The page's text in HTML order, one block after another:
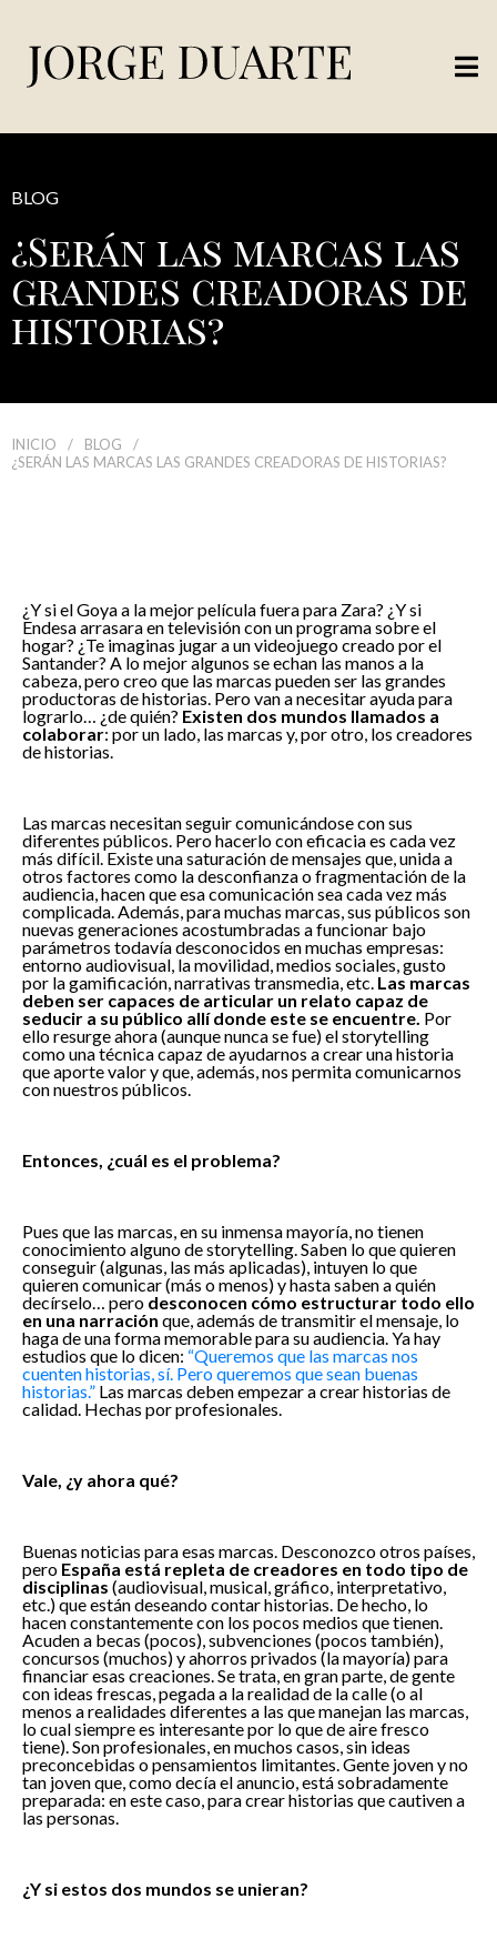
BLOG
¿Serán las marcas las
grandes creadoras de
historias?
INICIO / BLOG
/
¿SERÁN LAS MARCAS LAS GRANDES CREADORAS DE HISTORIAS?
¿Y si el Goya a la mejor película fuera para Zara? ¿Y si
Endesa arrasara en televisión con un programa sobre el
hogar? ¿Te imaginas jugar a un videojuego creado por el
Santander? A lo mejor algunos se echan las manos a la
cabeza, pero creo que las marcas pueden ser las grandes
productoras de historias. Pero van a necesitar ayuda para
lograrlo… ¿de quién? Existen dos mundos llamados a
colaborar: por un lado, las marcas y, por otro, los creadores
de historias.
Las marcas necesitan seguir comunicándose con sus
diferentes públicos. Pero hacerlo con eficacia es cada vez
más difícil. Existe una saturación de mensajes que, unida a
otros factores como la desconfianza o fragmentación de la
audiencia, hacen que esa comunicación sea cada vez más
complicada. Además, para muchas marcas, sus públicos son
nuevas generaciones acostumbradas a funcionar bajo
parámetros todavía desconocidos en muchas empresas:
entorno audiovisual, la movilidad, medios sociales, gusto
por la gamificación, narrativas transmedia, etc. Las marcas
deben ser capaces de articular un relato capaz de
seducir a su público allí donde este se encuentre. Por
ello resurge ahora (aunque nunca se fue) el storytelling
como una técnica capaz de ayudarnos a crear una historia
que aporte valor y que, además, nos permita comunicarnos
con nuestros públicos.
Entonces, ¿cuál es el problema?
Pues que las marcas, en su inmensa mayoría, no tienen
conocimiento alguno de storytelling. Saben lo que quieren
conseguir (algunas, las más aplicadas), intuyen lo que
quieren comunicar (más o menos) y hasta saben a quién
decírselo… pero desconocen cómo estructurar todo ello
en una narración que, además de transmitir el mensaje, lo
haga de una forma memorable para su audiencia. Ya hay
estudios que lo dicen: “Queremos que las marcas nos
cuenten historias, sí. Pero queremos que sean buenas
historias.” Las marcas deben empezar a crear historias de
calidad. Hechas por profesionales.
Vale, ¿y ahora qué?
Buenas noticias para esas marcas. Desconozco otros países,
pero España está repleta de creadores en todo tipo de
disciplinas (audiovisual, musical, gráfico, interpretativo,
etc.) que están deseando contar historias. De hecho, lo
hacen constantemente con los pocos medios que tienen.
Acuden a becas (pocos), subvenciones (pocos también),
concursos (muchos) y ahorros privados (la mayoría) para
financiar esas creaciones. Se trata, en gran parte, de gente
con ideas frescas, pegada a la realidad de la calle (o al
menos a realidades diferentes a las que manejan las marcas,
lo cual siempre es interesante por lo que de aire fresco
tiene). Son profesionales, en muchos casos, sin ideas
preconcebidas o pensamientos limitantes. Gente joven y no
tan joven que, como decía el anuncio, está sobradamente
preparada: en este caso, para crear historias que cautiven a
las personas.
¿Y si estos dos mundos se unieran?
Información